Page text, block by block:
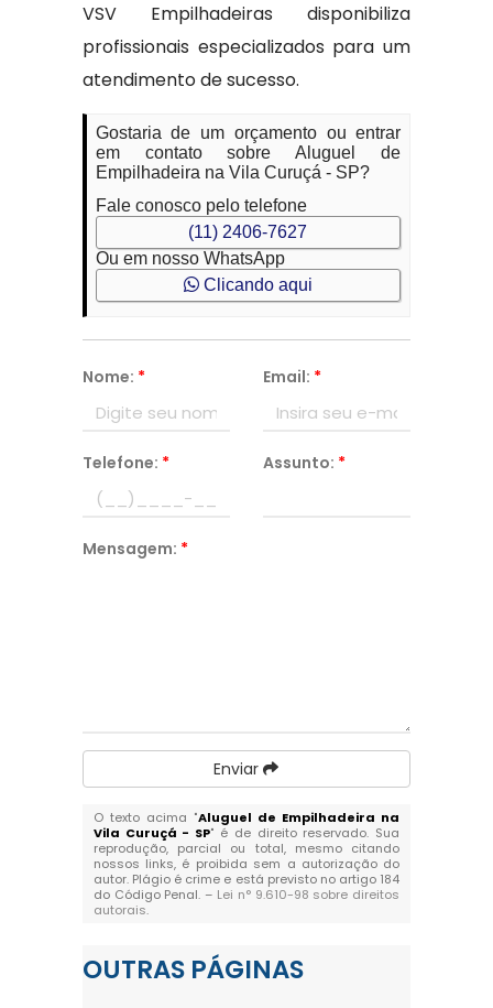
VSV Empilhadeiras disponibiliza
profissionais especializados para um
atendimento de sucesso.
Gostaria de um orçamento ou entrar
em contato sobre Aluguel de
Empilhadeira na Vila Curuçá - SP?
Fale conosco pelo telefone
(11) 2406-7627
Ou em nosso WhatsApp
Clicando aqui
Nome: * Email: *
Telefone: * Assunto: *
Mensagem: *
Enviar
O texto acima "Aluguel de Empilhadeira na
Vila Curuçá - SP" é de direito reservado. Sua
reprodução, parcial ou total, mesmo citando
nossos links, é proibida sem a autorização do
autor. Plágio é crime e está previsto no artigo 184
do Código Penal. – Lei n° 9.610-98 sobre direitos
autorais.
OUTRAS PÁGINAS